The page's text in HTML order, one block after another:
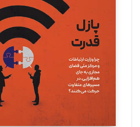
یسنا امان‌پور
تحریریه
ملینا جعفری
تحریریه
مصطفی مسجدی آرانی